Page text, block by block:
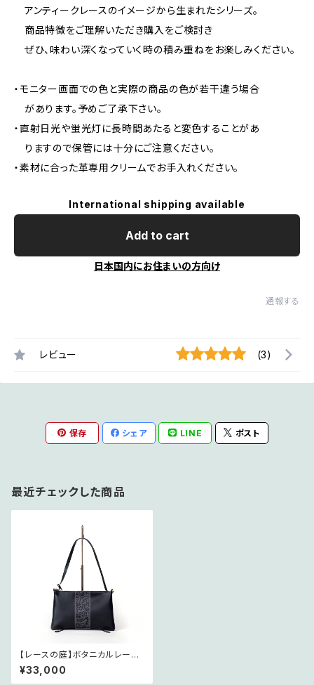
アンティークレースのイメージから生まれたシリーズ。
商品特徴をご理解いただき購入をご検討き
ぜひ、味わい深くなっていく時の積み重ねをお楽しみください。
・モニター画面での色と実際の商品の色が若干違う場合
があります。予めご了承下さい。
・直射日光や蛍光灯に長時間あたると変色することがあ
りますので保管には十分にご注意ください。
・素材に合った革専用クリームでお手入れください。
International shipping available
Add to cart
日本国内にお住まいの方向け
通報する
レビュー (3)
保存 シェア LINE ポスト
最近チェックした商品
【レースの庭】ボタニカルレース
ポシェット ブラック
¥33,000